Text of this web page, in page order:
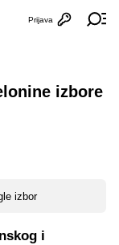
Otvori
Prijava
izbore
izbor
i